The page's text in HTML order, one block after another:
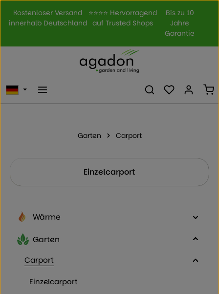
Zum Hauptinhalt springen
Kostenloser Versand
innerhalb Deutschland
⭐⭐⭐⭐ Hervorragend
auf Trusted Shops
Bis zu 10
Jahre
Garantie
Du hast 0
Garten Carport
Einzelcarport
Wärme
Garten
Carport
Einzelcarport